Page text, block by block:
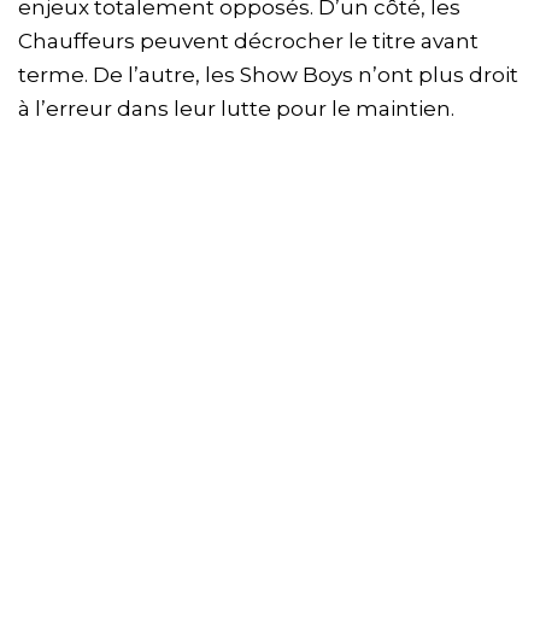
enjeux totalement opposés. D’un côté, les
Chauffeurs peuvent décrocher le titre avant
terme. De l’autre, les Show Boys n’ont plus droit
à l’erreur dans leur lutte pour le maintien.